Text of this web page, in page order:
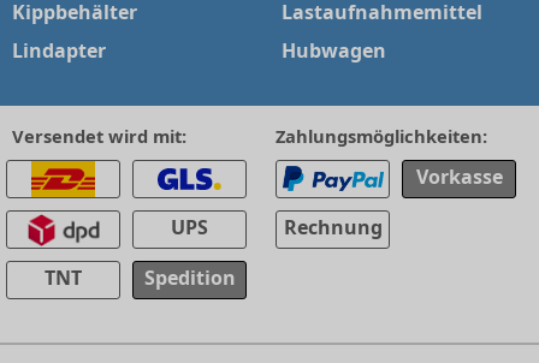
Kippbehälter
Lindapter
Lastaufnahmemittel
Hubwagen
Versendet wird mit:
UPS
TNT
Spedition
Zahlungsmöglichkeiten:
Vorkasse
Rechnung